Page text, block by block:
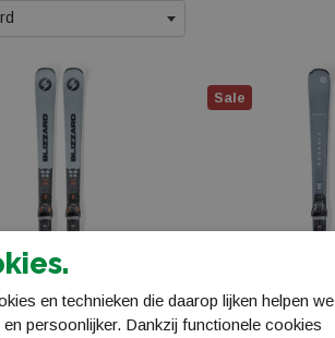
Sale
en technieken die daarop lijken helpen we
en persoonlijker. Dankzij functionele cookies